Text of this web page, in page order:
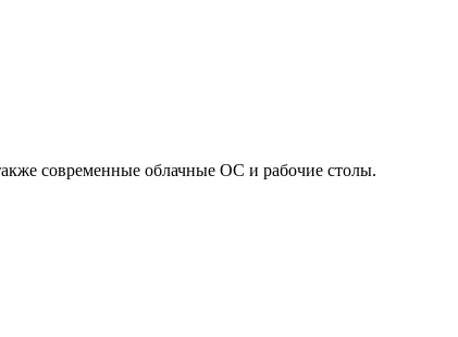
современные облачные ОС и рабочие столы.